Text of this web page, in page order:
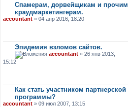
Спамерам, дорвейщикам и прочим
краудмаркетингерам.
accountant» 04 апр 2016, 18:20
Эпидемия взломов сайтов.
accountant» 26 янв 2013,
15:12
Как стать участником партнерской
программы?
accountant» 09 июл 2007, 13:15